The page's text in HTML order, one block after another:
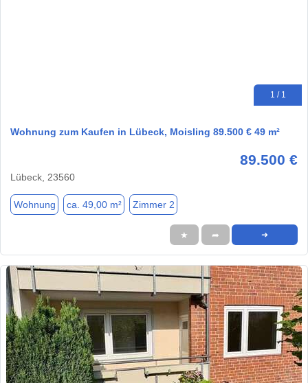
1 / 1
Wohnung zum Kaufen in Lübeck, Moisling 89.500 € 49 m²
89.500 €
Lübeck, 23560
Wohnung ca. 49,00 m² Zimmer 2
★ ➦ ➜